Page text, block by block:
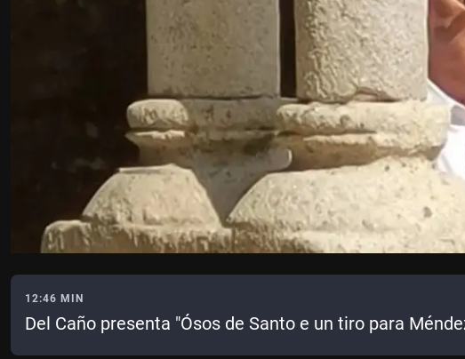
12:46 MIN
Del Caño presenta "Ósos de Santo e un tiro para